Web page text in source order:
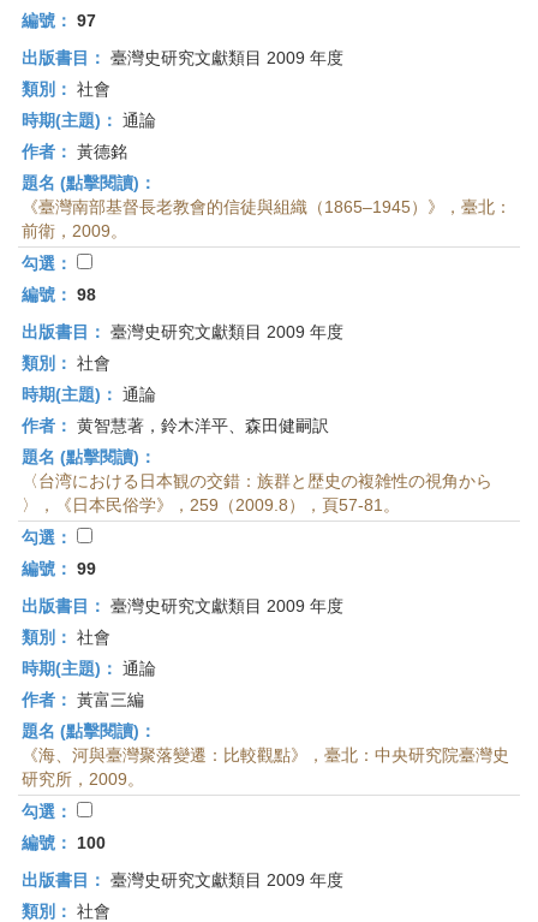
編號： 97
出版書目： 臺灣史研究文獻類目 2009 年度
類別： 社會
時期(主題)： 通論
作者： 黃德銘
題名 (點擊閱讀)：
《臺灣南部基督長老教會的信徒與組織（1865–1945）》，臺北：
前衛，2009。
勾選：
編號： 98
出版書目： 臺灣史研究文獻類目 2009 年度
類別： 社會
時期(主題)： 通論
作者： 黄智慧著，鈴木洋平、森田健嗣訳
題名 (點擊閱讀)：
〈台湾における日本観の交錯：族群と歴史の複雑性の視角から
〉，《日本民俗学》，259（2009.8），頁57-81。
勾選：
編號： 99
出版書目： 臺灣史研究文獻類目 2009 年度
類別： 社會
時期(主題)： 通論
作者： 黃富三編
題名 (點擊閱讀)：
《海、河與臺灣聚落變遷：比較觀點》，臺北：中央研究院臺灣史
研究所，2009。
勾選：
編號：
100
出版書目： 臺灣史研究文獻類目 2009 年度
類別： 社會